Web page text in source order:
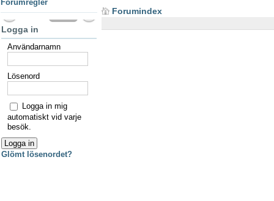
Forumindex
Forumregler
Logga in
Användarnamn
Lösenord
Logga in mig
automatiskt vid varje
besök.
Glömt lösenordet?